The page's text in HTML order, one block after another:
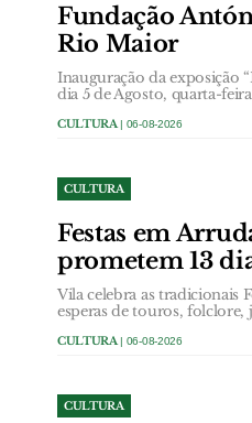
Fundação
Rio Maior
Inauguração da exposição
dia 5 de Agosto, quarta-
CULTURA | 06-08-2026
CULTURA
Festas em
prometem 13
Vila celebra as tradicionais
esperas de touros,
CULTURA | 06-08-2026
CULTURA